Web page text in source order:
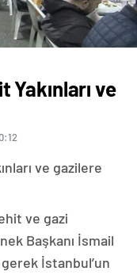
Yakınları ve
ve gazilere
ve gazi
Başkanı İsmail
İstanbul’un